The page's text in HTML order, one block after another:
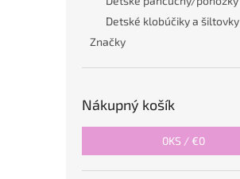
Detské klobúčiky a šiltovky
Značky
Nákupný košík
0KS / €0